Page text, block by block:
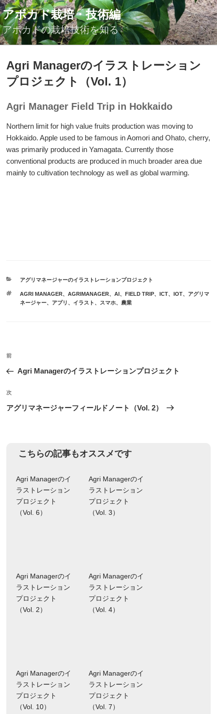
コ
ン
テ
ン
プ
アボカド栽培・技術編
アボカドの栽培技術を知る
投
稿
日:
Agri Managerのイラストレーション
プロジェクト（Vol. 1）
Agri Manager Field Trip in Hokkaido
Northern limit for high value fruits production was moving to
Hokkaido. Apple used to be famous in Aomori and Ohato, cherry,
was primarily produced in Yamagata. Currently those
conventional products are produced in much broader area due
mainly to cultivation technology as well as global warming.
カ
ゴ
リ
アグリマネージャーのイラストレーションプロジェクト
タ
グ
AGRI MANAGER、 AGRIMANAGER、 AI 、 FIELD TRIP、 ICT、 IOT、
アグリマ
ネージャー、 アプリ 、 イラスト 、 スマホ、 農業
投
ナ
ビ
ゲ
前
の
稿
前
Agri Managerのイラストレーションプロジェクト
次
の
次
アグリマネージャーフィールドノート（Vol. 2）
こちらの記事もオススメです
Agri Managerのイ
ラストレーション
プロジェクト
（Vol. 6）
Agri Managerのイ
ラストレーション
プロジェクト
（Vol. 3）
Agri Managerのイ
ラストレーション
プロジェクト
（Vol. 2）
Agri Managerのイ
ラストレーション
プロジェクト
（Vol. 4）
Agri Managerのイ
ラストレーション
プロジェクト
（Vol. 10）
Agri Managerのイ
ラストレーション
プロジェクト
（Vol. 7）